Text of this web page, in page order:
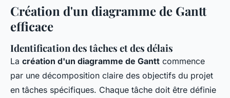
Création d'un diagramme de Gantt
efficace
Identification des tâches et des délais
La création d'un diagramme de Gantt commence
par une décomposition claire des objectifs du projet
en tâches spécifiques. Chaque tâche doit être définie